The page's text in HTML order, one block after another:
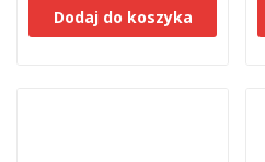
Dodaj do koszyka